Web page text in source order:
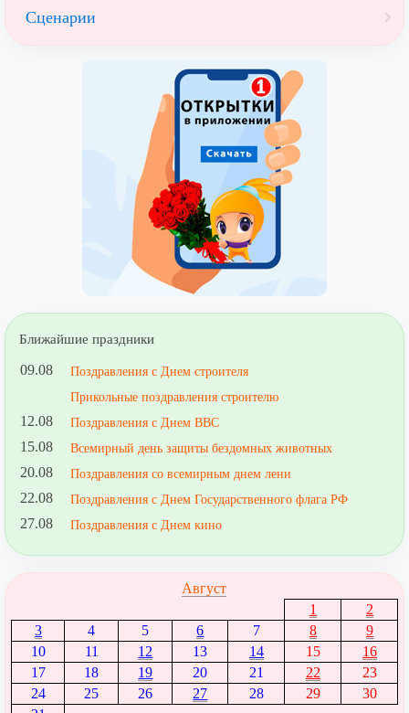
Сценарии
Ближайшие праздники
09.08
Поздравления с Днем строителя
Прикольные поздравления строителю
12.08 Поздравления с Днем ВВС
15.08 Всемирный день защиты бездомных животных
20.08 Поздравления со всемирным днем лени
22.08 Поздравления с Днем Государственного флага РФ
27.08 Поздравления с Днем кино
Август
1
2
3
4 5 6 7 8
9
10
11 12 13 14 15
16
17
18 19 20 21 22
23
24
25 26 27 28 29
30